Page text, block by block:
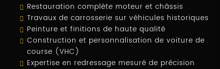
Restauration complète moteur et châssis
Travaux de carrosserie sur véhicules historiques
Peinture et finitions de haute qualité
Construction et personnalisation de voiture de
course (VHC)
Expertise en redressage mesuré de précision